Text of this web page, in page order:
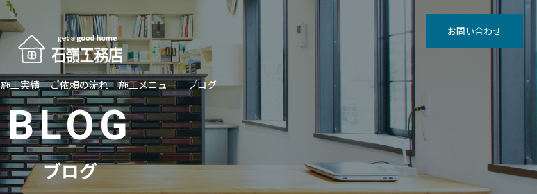
施工実績 ご依頼の流れ 施工メニュー ブログ
お問い合わせ
BLOG
ブログ